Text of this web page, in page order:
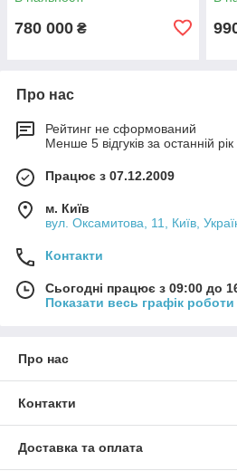
780 000 ₴
Про нас
Рейтинг не сформований
Менше 5 відгуків за останній рік
Працює з 07.12.2009
м. Київ
вул. Оксамитова, 11, Київ,
Контакти
Сьогодні працює з 09:00 до
Показати весь графік роботи
Про нас
Контакти
Доставка та оплата